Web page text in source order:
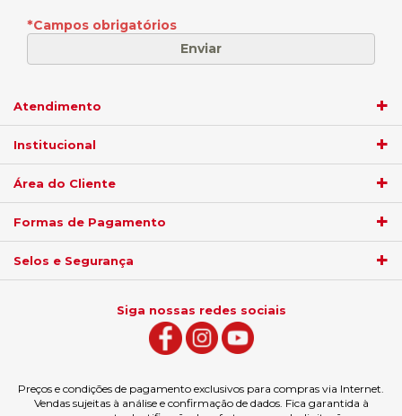
*Campos obrigatórios
Atendimento
Institucional
Área do Cliente
Formas de Pagamento
Selos e Segurança
Siga nossas redes sociais
Preços e condições de pagamento exclusivos para compras via Internet.
Vendas sujeitas à análise e confirmação de dados. Fica garantida à